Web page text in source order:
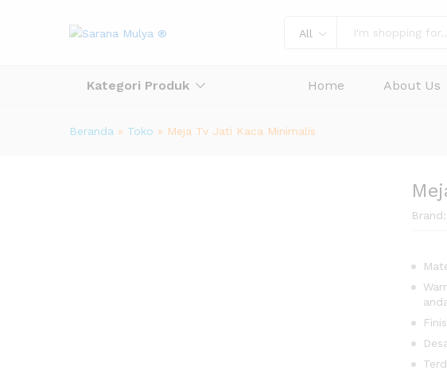
All
Kategori Produk Home About Us
Beranda » Toko » Meja Tv Jati Kaca Minimalis
Brand: